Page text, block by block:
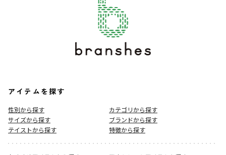
アイテムを探す
性別から探す
カテゴリから探す
サイズから探す
ブランドから探す
テイストから探す
特徴から探す